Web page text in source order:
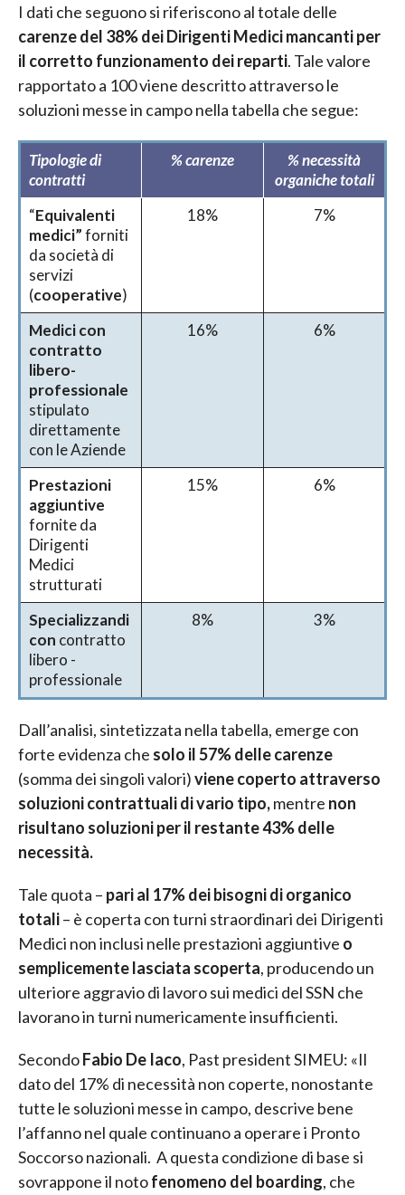
I dati che seguono si riferiscono al totale delle
carenze del 38% dei Dirigenti Medici mancanti per
il corretto funzionamento dei reparti. Tale valore
rapportato a 100 viene descritto attraverso le
soluzioni messe in campo nella tabella che segue:
Tipologie di
contratti
% carenze
% necessità
organiche totali
“Equivalenti
medici”forniti
da società di
servizi
(cooperative)
18% 7%
Medici con
contratto
libero-
professionale
stipulato
direttamente
con le Aziende
16% 6%
Prestazioni
aggiuntive
fornite da
Dirigenti
Medici
strutturati
15% 6%
Specializzandi
con contratto
libero -
professionale
8% 3%
Dall’analisi, sintetizzata nella tabella, emerge con
forte evidenza che solo il 57% delle carenze
(somma dei singoli valori)viene coperto attraverso
soluzioni contrattuali di vario tipo,mentre non
risultano soluzioni per il restante 43% delle
necessità.
Tale quota – pari al 17% dei bisogni di organico
totali– è coperta con turni straordinari dei Dirigenti
Medici non inclusi nelle prestazioni aggiuntive o
semplicemente lasciata scoperta, producendo un
ulteriore aggravio di lavoro sui medici del SSN che
lavorano in turni numericamente insufficienti.
SecondoFabio De Iaco, Past president SIMEU: «Il
dato del 17% di necessità non coperte, nonostante
tutte le soluzioni messe in campo, descrive bene
l’affanno nel quale continuano a operare i Pronto
Soccorso nazionali. A questa condizione di base si
sovrappone il notofenomeno del boarding, che